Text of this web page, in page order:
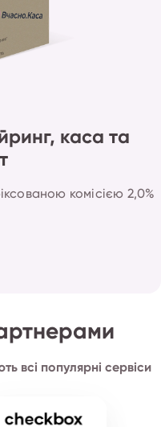
каса та
комісією 2,0%
всі популярні сервіси